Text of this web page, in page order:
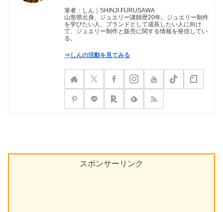
筆者：しん｜SHINJI FURUSAWA
山形県出身、ジュエリー講師歴20年。ジュエリー制作
を学びたい人、ブランドとして成長したい人に向け
て、ジュエリー制作と販売に関する情報を発信してい
る。
⇒しんの活動を見てみる
スポンサーリンク